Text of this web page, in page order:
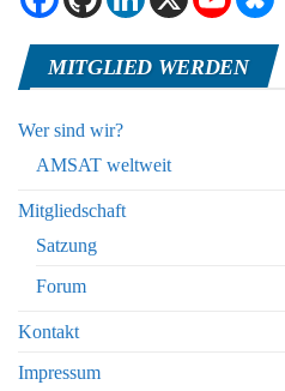
MITGLIED WERDEN
Wer sind wir?
AMSAT weltweit
Mitgliedschaft
Satzung
Forum
Kontakt
Impressum